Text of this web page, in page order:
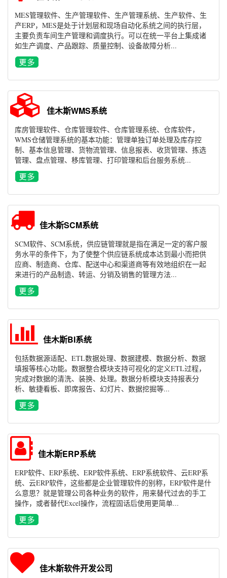
MES管理软件、生产管理软件、生产管理系统、生产软件、生
产ERP，MES是处于计划层和现场自动化系统之间的执行层，
主要负责车间生产管理和调度执行。可以在统一平台上集成诸
如生产调度、产品跟踪、质量控制、设备故障分析...
佳木斯WMS系统
库房管理软件、仓库管理软件、仓库管理系统、仓库软件，
WMS仓储管理系统的基本功能：管理单独订单处理及库存控
制、基本信息管理、货物流管理、信息报表、收货管理、拣选
管理、盘点管理、移库管理、打印管理和后台服务系统...
佳木斯SCM系统
SCM软件、SCM系统，供应链管理就是指在满足一定的客户服
务水平的条件下，为了使整个供应链系统成本达到最小而把供
应商、制造商、仓库、配送中心和渠道商等有效地组织在一起
来进行的产品制造、转运、分销及销售的管理方法...
佳木斯BI系统
包括数据源适配、ETL数据处理、数据建模、数据分析、数据
填报等核心功能。数据整合模块支持可视化的定义ETL过程，
完成对数据的清洗、装换、处理。数据分析模块支持报表分
析、敏捷看板、即席报告、幻灯片、数据挖掘等...
佳木斯ERP系统
ERP软件、ERP系统、ERP软件系统、ERP系统软件、云ERP系
统、云ERP软件，这些都是企业管理软件的别称，ERP软件是什
么意思？就是管理公司各种业务的软件，用来替代过去的手工
操作，或者替代Excel操作，流程固话后使用更简单...
佳木斯软件开发公司